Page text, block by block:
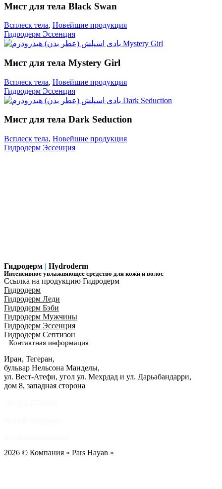
Мист для тела Black Swan
Всплеск тела, Новейшие продукция
Гидродерм Эссенция
Мист для тела Mystery Girl
Всплеск тела, Новейшие продукция
Гидродерм Эссенция
Мист для тела Dark Seduction
Всплеск тела, Новейшие продукция
Гидродерм Эссенция
Гидродерм | Hydroderm
Интенсивное увлажняющее средство для кожи и волос
Ссылка на продукцию Гидродерм
Гидродерм
Гидродерм Леди
Гидродерм Бэби
Гидродерм Мужчины
Гидродерм Эссенция
Гидродерм Септизон
Контактная информация
Иран, Тегеран,
бульвар Нельсона Манделы,
ул. Вест-Атефи, угол ул. Мехрдад и ул. Дарьабандарри,
дом 8, западная сторона
2026 © Компания « Pars Hayan »